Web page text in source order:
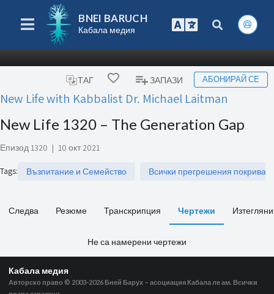
BNEI BARUCH
Кабала медия
ТАГ ЗАПАЗИ АБОНИРАЙ СЕ
New Life with Kabbalist Dr. Michael Laitman
New Life 1320 – The Generation Gap
Епизод 1320 | 10 окт 2021
Tags: Възпитание и Семейство Всички прегрешения покрива
Следва Резюме Транскрипция Чертежи
Не са намерени чертежи
Кабала медия
Авторско право © 2003-2026 Бней Барух – асоциация Кабала ле ам. Всички